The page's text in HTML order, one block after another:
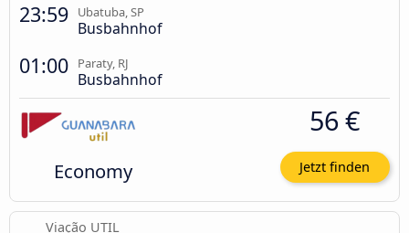
23:59 Ubatuba, SP
Busbahnhof
01:00 Paraty, RJ
Busbahnhof
Economy
56 €
Jetzt finden
Viação UTIL